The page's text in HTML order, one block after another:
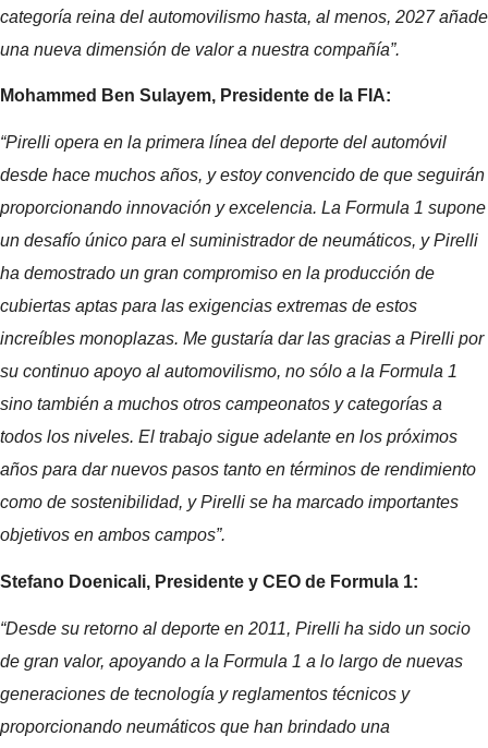
categoría reina del automovilismo hasta, al menos, 2027 añade
una nueva dimensión de valor a nuestra compañía”.
Mohammed Ben Sulayem, Presidente de la FIA:
“Pirelli opera en la primera línea del deporte del automóvil
desde hace muchos años, y estoy convencido de que seguirán
proporcionando innovación y excelencia. La Formula 1 supone
un desafío único para el suministrador de neumáticos, y Pirelli
ha demostrado un gran compromiso en la producción de
cubiertas aptas para las exigencias extremas de estos
increíbles monoplazas. Me gustaría dar las gracias a Pirelli por
su continuo apoyo al automovilismo, no sólo a la Formula 1
sino también a muchos otros campeonatos y categorías a
todos los niveles. El trabajo sigue adelante en los próximos
años para dar nuevos pasos tanto en términos de rendimiento
como de sostenibilidad, y Pirelli se ha marcado importantes
objetivos en ambos campos”.
Stefano Doenicali, Presidente y CEO de Formula 1:
“Desde su retorno al deporte en 2011, Pirelli ha sido un socio
de gran valor, apoyando a la Formula 1 a lo largo de nuevas
generaciones de tecnología y reglamentos técnicos y
proporcionando neumáticos que han brindado una